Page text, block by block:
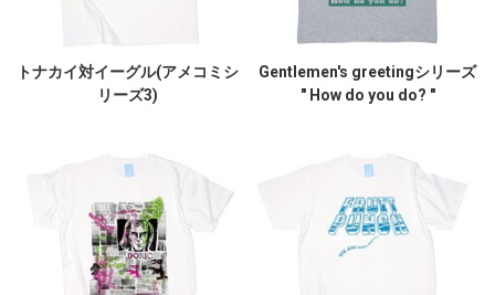
トナカイ対イーグル(アメコミシ
リーズ3)
Gentlemen's greetingシリーズ
" How do you do? "